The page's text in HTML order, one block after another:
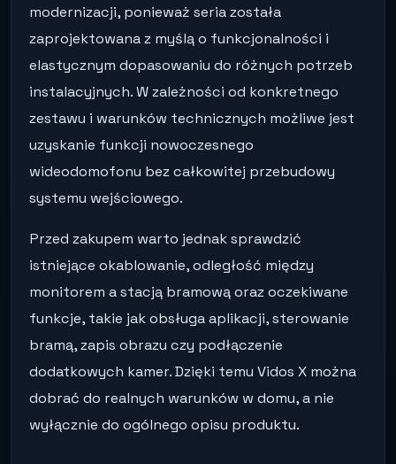
modernizacji, ponieważ seria została
zaprojektowana z myślą o funkcjonalności i
elastycznym dopasowaniu do różnych potrzeb
instalacyjnych. W zależności od konkretnego
zestawu i warunków technicznych możliwe jest
uzyskanie funkcji nowoczesnego
wideodomofonu bez całkowitej przebudowy
systemu wejściowego.
Przed zakupem warto jednak sprawdzić
istniejące okablowanie, odległość między
monitorem a stacją bramową oraz oczekiwane
funkcje, takie jak obsługa aplikacji, sterowanie
bramą, zapis obrazu czy podłączenie
dodatkowych kamer. Dzięki temu Vidos X można
dobrać do realnych warunków w domu, a nie
wyłącznie do ogólnego opisu produktu.